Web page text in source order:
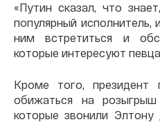
«Путин сказал, что
популярный исполнитель,
ним встретиться и
которые интересуют
Кроме того, президент
обижаться на розыгрыш
которые звонили